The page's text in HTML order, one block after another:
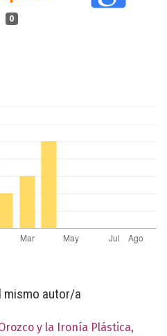
0
mismo autor/a
y la Ironía Plástica,